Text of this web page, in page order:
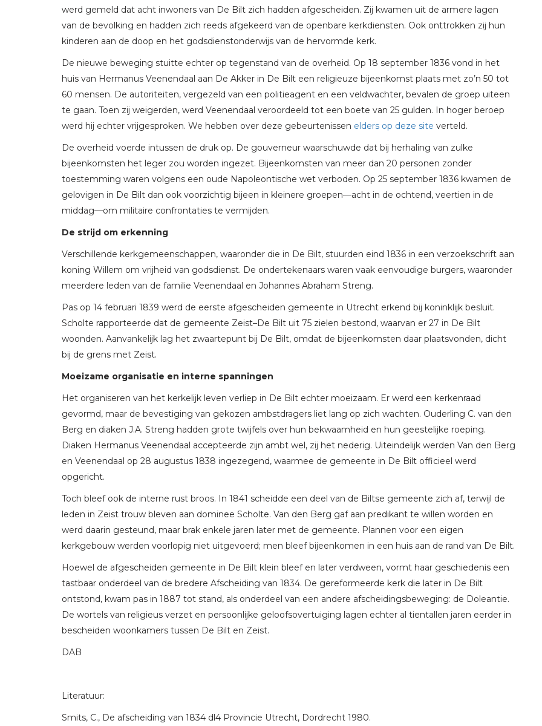
werd gemeld dat acht inwoners van De Bilt zich hadden afgescheiden. Zij kwamen uit de armere lagen
van de bevolking en hadden zich reeds afgekeerd van de openbare kerkdiensten. Ook onttrokken zij hun
kinderen aan de doop en het godsdienstonderwijs van de hervormde kerk.
De nieuwe beweging stuitte echter op tegenstand van de overheid. Op 18 september 1836 vond in het
huis van Hermanus Veenendaal aan De Akker in De Bilt een religieuze bijeenkomst plaats met zo’n 50 tot
60 mensen. De autoriteiten, vergezeld van een politieagent en een veldwachter, bevalen de groep uiteen
te gaan. Toen zij weigerden, werd Veenendaal veroordeeld tot een boete van 25 gulden. In hoger beroep
werd hij echter vrijgesproken. We hebben over deze gebeurtenissen elders op deze site verteld.
De overheid voerde intussen de druk op. De gouverneur waarschuwde dat bij herhaling van zulke
bijeenkomsten het leger zou worden ingezet. Bijeenkomsten van meer dan 20 personen zonder
toestemming waren volgens een oude Napoleontische wet verboden. Op 25 september 1836 kwamen de
gelovigen in De Bilt dan ook voorzichtig bijeen in kleinere groepen—acht in de ochtend, veertien in de
middag—om militaire confrontaties te vermijden.
De strijd om erkenning
Verschillende kerkgemeenschappen, waaronder die in De Bilt, stuurden eind 1836 in een verzoekschrift aan
koning Willem om vrijheid van godsdienst. De ondertekenaars waren vaak eenvoudige burgers, waaronder
meerdere leden van de familie Veenendaal en Johannes Abraham Streng.
Pas op 14 februari 1839 werd de eerste afgescheiden gemeente in Utrecht erkend bij koninklijk besluit.
Scholte rapporteerde dat de gemeente Zeist–De Bilt uit 75 zielen bestond, waarvan er 27 in De Bilt
woonden. Aanvankelijk lag het zwaartepunt bij De Bilt, omdat de bijeenkomsten daar plaatsvonden, dicht
bij de grens met Zeist.
Moeizame organisatie en interne spanningen
Het organiseren van het kerkelijk leven verliep in De Bilt echter moeizaam. Er werd een kerkenraad
gevormd, maar de bevestiging van gekozen ambstdragers liet lang op zich wachten. Ouderling C. van den
Berg en diaken J.A. Streng hadden grote twijfels over hun bekwaamheid en hun geestelijke roeping.
Diaken Hermanus Veenendaal accepteerde zijn ambt wel, zij het nederig. Uiteindelijk werden Van den Berg
en Veenendaal op 28 augustus 1838 ingezegend, waarmee de gemeente in De Bilt officieel werd
opgericht.
Toch bleef ook de interne rust broos. In 1841 scheidde een deel van de Biltse gemeente zich af, terwijl de
leden in Zeist trouw bleven aan dominee Scholte. Van den Berg gaf aan predikant te willen worden en
werd daarin gesteund, maar brak enkele jaren later met de gemeente. Plannen voor een eigen
kerkgebouw werden voorlopig niet uitgevoerd; men bleef bijeenkomen in een huis aan de rand van De Bilt.
Hoewel de afgescheiden gemeente in De Bilt klein bleef en later verdween, vormt haar geschiedenis een
tastbaar onderdeel van de bredere Afscheiding van 1834. De gereformeerde kerk die later in De Bilt
ontstond, kwam pas in 1887 tot stand, als onderdeel van een andere afscheidingsbeweging: de Doleantie.
De wortels van religieus verzet en persoonlijke geloofsovertuiging lagen echter al tientallen jaren eerder in
bescheiden woonkamers tussen De Bilt en Zeist.
DAB
Literatuur:
Smits, C., De afscheiding van 1834 dl4 Provincie Utrecht, Dordrecht 1980.